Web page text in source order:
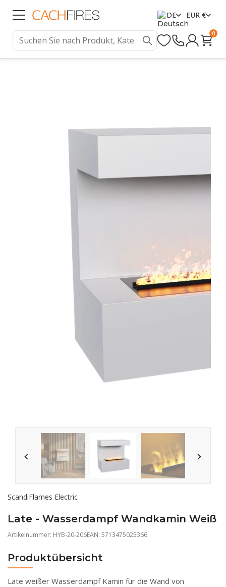
DE EUR €
0
ScandiFlames Electric
Late - Wasserdampf Wandkamin Weiß
Artikelnummer: HYB-20-206EAN: 5713475025366
Produktübersicht
Late weißer Wasserdampf Kamin für die Wand von